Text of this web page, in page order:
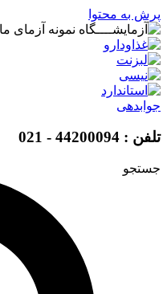
پرش به محتوا
جوابدهی
تلفن : 44200094 - 021
جستجو